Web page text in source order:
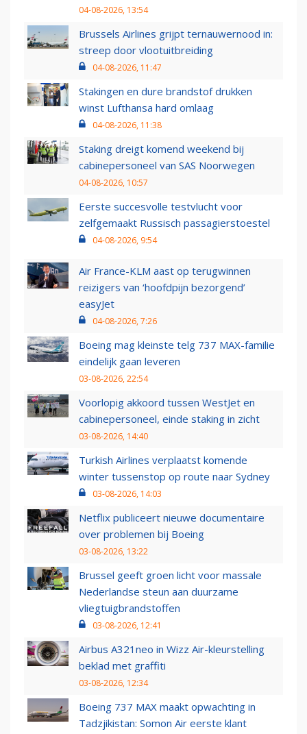
04-08-2026, 13:54
Brussels Airlines grijpt ternauwernood in:
streep door vlootuitbreiding
04-08-2026, 11:47
Stakingen en dure brandstof drukken
winst Lufthansa hard omlaag
04-08-2026, 11:38
Staking dreigt komend weekend bij
cabinepersoneel van SAS Noorwegen
04-08-2026, 10:57
Eerste succesvolle testvlucht voor
zelfgemaakt Russisch passagierstoestel
04-08-2026, 9:54
Air France-KLM aast op terugwinnen
reizigers van ‘hoofdpijn bezorgend’
easyJet
04-08-2026, 7:26
Boeing mag kleinste telg 737 MAX-familie
eindelijk gaan leveren
03-08-2026, 22:54
Voorlopig akkoord tussen WestJet en
cabinepersoneel, einde staking in zicht
03-08-2026, 14:40
Turkish Airlines verplaatst komende
winter tussenstop op route naar Sydney
03-08-2026, 14:03
Netflix publiceert nieuwe documentaire
over problemen bij Boeing
03-08-2026, 13:22
Brussel geeft groen licht voor massale
Nederlandse steun aan duurzame
vliegtuigbrandstoffen
03-08-2026, 12:41
Airbus A321neo in Wizz Air-kleurstelling
beklad met graffiti
03-08-2026, 12:34
Boeing 737 MAX maakt opwachting in
Tadzjikistan: Somon Air eerste klant